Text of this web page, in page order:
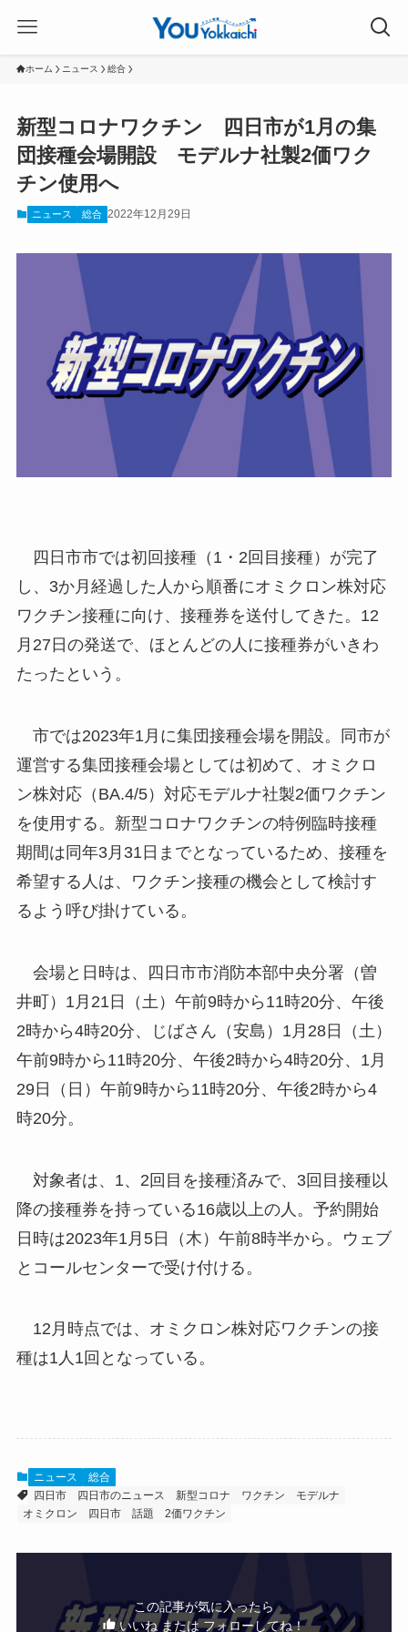
ホーム ニュース 総合
新型コロナワクチン 四日市が1月の集
団接種会場開設 モデルナ社製2価ワク
チン使用へ
ニュース 総合 2022年12月29日
四日市市では初回接種（1・2回目接種）が完了
し、3か月経過した人から順番にオミクロン株対応
ワクチン接種に向け、接種券を送付してきた。12
月27日の発送で、ほとんどの人に接種券がいきわ
たったという。
市では2023年1月に集団接種会場を開設。同市が
運営する集団接種会場としては初めて、オミクロ
ン株対応（BA.4/5）対応モデルナ社製2価ワクチン
を使用する。新型コロナワクチンの特例臨時接種
期間は同年3月31日までとなっているため、接種を
希望する人は、ワクチン接種の機会として検討す
るよう呼び掛けている。
会場と日時は、四日市市消防本部中央分署（曽
井町）1月21日（土）午前9時から11時20分、午後
2時から4時20分、じばさん（安島）1月28日（土）
午前9時から11時20分、午後2時から4時20分、1月
29日（日）午前9時から11時20分、午後2時から4
時20分。
対象者は、1、2回目を接種済みで、3回目接種以
降の接種券を持っている16歳以上の人。予約開始
日時は2023年1月5日（木）午前8時半から。ウェブ
とコールセンターで受け付ける。
12月時点では、オミクロン株対応ワクチンの接
種は1人1回となっている。
ニュース
総合
四日市
四日市のニュース 新型コロナ ワクチン
モデルナ
オミクロン
四日市 話題 2価ワクチン
この記事が気に入ったら
いいね または フォローしてね！